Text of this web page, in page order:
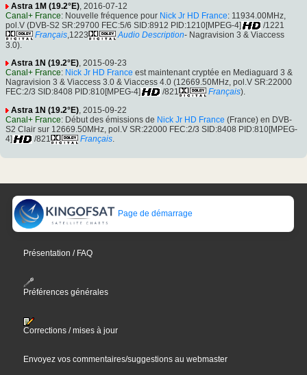
Astra 1M (19.2°E), 2016-07-12
Canal+ France: Nouvelle fréquence pour Nick Jr HD France: 11934.00MHz,
pol.V (DVB-S2 SR:29700 FEC:5/6 SID:8912 PID:1210[MPEG-4]
/1221
Français,1223 Audio Description- Nagravision 3 & Viaccess
3.0).
Astra 1N (19.2°E), 2015-09-23
Canal+ France: Nick Jr HD France est maintenant cryptée en Mediaguard 3 &
Nagravision 3 & Viaccess 3.0 & Viaccess 4.0 (12669.50MHz, pol.V SR:22000
FEC:2/3 SID:8408 PID:810[MPEG-4]
/821 Français).
Astra 1N (19.2°E), 2015-09-22
Canal+ France: Début des émissions de Nick Jr HD France (France) en DVB-
S2 Clair sur 12669.50MHz, pol.V SR:22000 FEC:2/3 SID:8408 PID:810[MPEG-
4]
/821 Français.
Page de démarrage
Présentation / FAQ
Préférences générales
Corrections / mises à jour
Envoyez vos commentaires/suggestions au webmaster